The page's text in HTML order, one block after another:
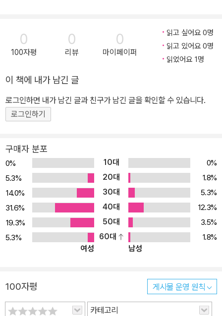
의 대화 활동을 부록 에 실었습니다. 단어와 표현은 주어진 맥락에서
의 의미를 번역하여 별책 <문법단어 참고서>에 담았습니다. 문화
영역은 사진이나 삽화만으로도 이해할 수 있게 구성하였으며, 한글
한국 실생활의 이해를 돕습니다. <서강한국어 개정 3판>이 한국 문
화에 관심을 가지고 한국어 공부에 도전하는 한국어 학습자와 효율적
인 수업을 준비하는 교수자에게 유용한 교재가 되기를 바랍니다. <서
음과 같습니다. •<서강한국어 Student’s Book 1A•1B>: 말하기·읽
기·듣기 교재입니다. •<서강한국어 Workbook 1A•1B>: Studen
t’s Book 의 보조교재로 숙제 및 복습으로 사용합니다. •<서강한국
어 Writing Book 1A•1B>: 쓰기 교재입니다. 쓰기 전 말하기 활동이
있습니다. •<서강한국어 한글>: 한글 교재입니다. •<서강한국어 문
법•단어 참고서 1A•1B> : 문법 설명, 새 단어·표현 번역과 인덱스가
있습니다.(영어판, 중국어판, 일본어판, 태국어판 4종) 일러두기 말
하기 어휘 해당 과의 목표 어휘를 삽화와 함께 이해하기 쉽게 정리해
시 대화를 통해 말하기 연습을 하는 단계입니다. 과제 지금까지 익힌
목표 어휘·문법·대화를 활용하여 학습자 중심의 과제를 통해 언어를
유창하게 사용해보는 단계입니다. 과에 따라 부록이나 QR코드로 정
0
100자평
0
리뷰
0
마이페이퍼
읽고 싶어요 0명
읽고 있어요 0명
읽었어요 1명
이 책에 내가 남긴 글
로그인하면 내가 남긴 글과 친구가 남긴 글을 확인할 수 있습니다.
로그인하기
구매자 분포
0% 10대
0%
5.3%
20대
1.8%
14.0%
30대
5.3%
31.6%
40대
12.3%
19.3%
50대
3.5%
5.3%
60대
1.8%
여성
남성
100자평 게시물 운영 원칙
카테고리